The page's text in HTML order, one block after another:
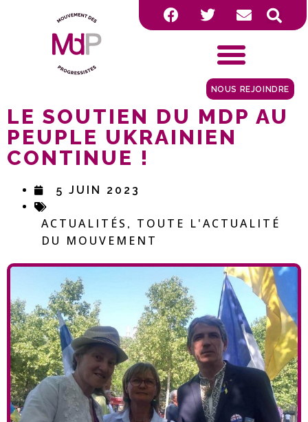
NOUS REJOINDRE
LE SOUTIEN DU MDP AU
PEUPLE UKRAINIEN
CONTINUE !
5 JUIN 2023
ACTUALITÉS , TOUTE L'ACTUALITÉ
DU MOUVEMENT